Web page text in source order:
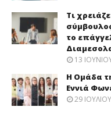
Τι
το
13
Η Ομάδα
Εννιά
29